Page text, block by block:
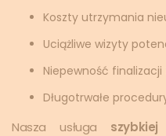
Koszty utrzymania
Uciążliwe wizyty
Niepewność
Długotrwałe
Nasza usługa